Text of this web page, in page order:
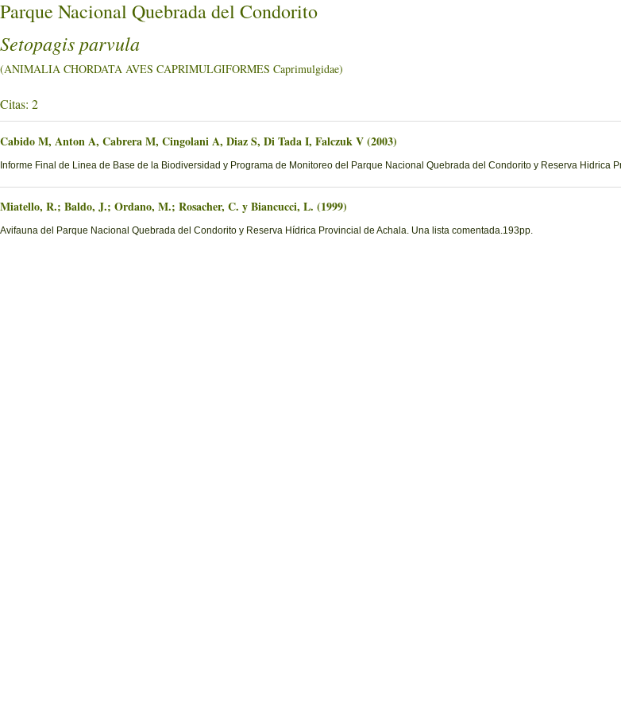
Parque Nacional Quebrada del Condorito
Setopagis parvula
(ANIMALIA CHORDATA AVES CAPRIMULGIFORMES Caprimulgidae)
Citas: 2
Cabido M, Anton A, Cabrera M, Cingolani A, Diaz S, Di Tada I, Falczuk V (2003)
Informe Final de Linea de Base de la Biodiversidad y Programa de Monitoreo del Parque Nacional Quebrada del Condorito y Reserva Hidrica
Miatello, R.; Baldo, J.; Ordano, M.; Rosacher, C. y Biancucci, L. (1999)
Avifauna del Parque Nacional Quebrada del Condorito y Reserva Hídrica Provincial de Achala. Una lista comentada.193pp.